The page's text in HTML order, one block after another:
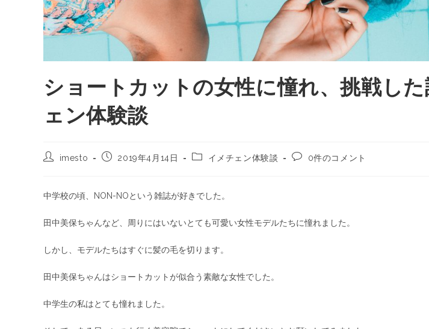
ショートカットの女性に憧れ、挑戦し
ェン体験談
imesto 2019年4月14日 イメチェン体験談 0件のコメント
中学校の頃、NON-NOという雑誌が好きでした。
田中美保ちゃんなど、周りにはいないとても可愛い女性モデルたちに憧れました。
しかし、モデルたちはすぐに髪の毛を切ります。
田中美保ちゃんはショートカットが似合う素敵な女性でした。
中学生の私はとても憧れました。